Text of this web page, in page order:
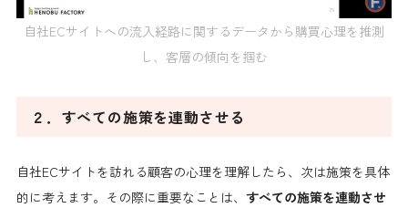
自社ECサイトへの流入経路に関するデータから購買心理を推測
し、客層の傾向を掴む
２．すべての施策を連動させる
自社ECサイトを訪れる顧客の心理を理解したら、次は施策を具体
的に考えます。その際に重要なことは、 すべての施策を連動させ